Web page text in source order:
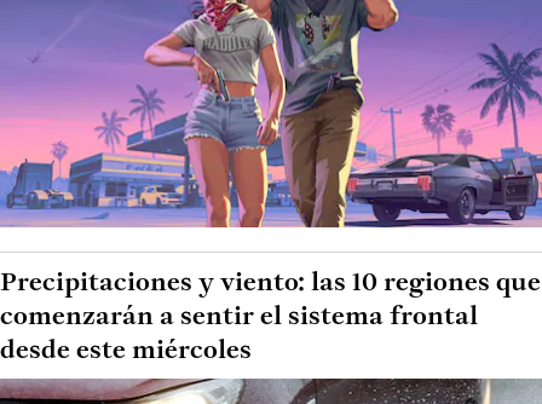
Precipitaciones y viento: las 10 regiones que
comenzarán a sentir el sistema frontal
desde este miércoles